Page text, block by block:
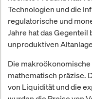
Technologien und die
regulatorische und
Jahre hat das Gegenteil
unproduktiven
Die
mathematisch präzise.
von Liquidität und die